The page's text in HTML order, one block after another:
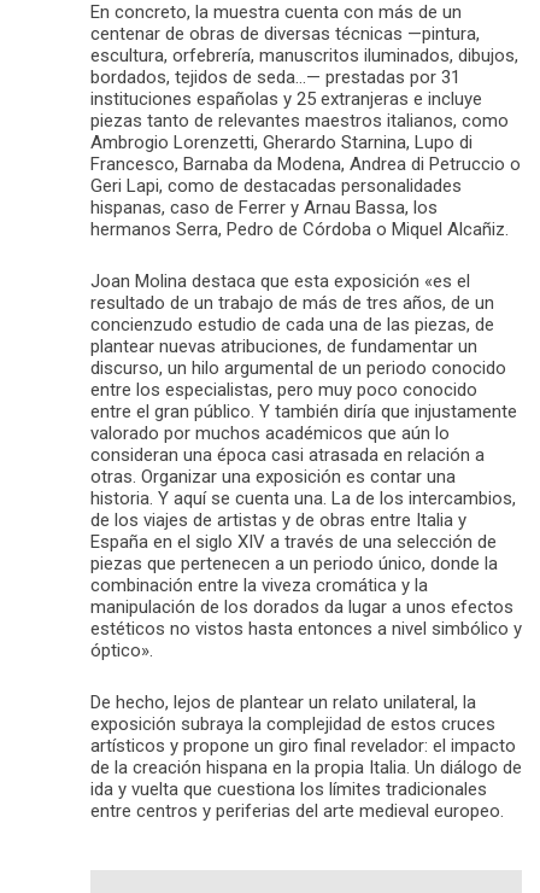
En concreto, la muestra cuenta con más de un
centenar de obras de diversas técnicas —pintura,
escultura, orfebrería, manuscritos iluminados, dibujos,
bordados, tejidos de seda…— prestadas por 31
instituciones españolas y 25 extranjeras e incluye
piezas tanto de relevantes maestros italianos, como
Ambrogio Lorenzetti, Gherardo Starnina, Lupo di
Francesco, Barnaba da Modena, Andrea di Petruccio o
Geri Lapi, como de destacadas personalidades
hispanas, caso de Ferrer y Arnau Bassa, los
hermanos Serra, Pedro de Córdoba o Miquel Alcañiz.
Joan Molina destaca que esta exposición «es el
resultado de un trabajo de más de tres años, de un
concienzudo estudio de cada una de las piezas, de
plantear nuevas atribuciones, de fundamentar un
discurso, un hilo argumental de un periodo conocido
entre los especialistas, pero muy poco conocido
entre el gran público. Y también diría que injustamente
valorado por muchos académicos que aún lo
consideran una época casi atrasada en relación a
otras. Organizar una exposición es contar una
historia. Y aquí se cuenta una. La de los intercambios,
de los viajes de artistas y de obras entre Italia y
España en el siglo XIV a través de una selección de
piezas que pertenecen a un periodo único, donde la
combinación entre la viveza cromática y la
manipulación de los dorados da lugar a unos efectos
estéticos no vistos hasta entonces a nivel simbólico y
óptico».
De hecho, lejos de plantear un relato unilateral, la
exposición subraya la complejidad de estos cruces
artísticos y propone un giro final revelador: el impacto
de la creación hispana en la propia Italia. Un diálogo de
ida y vuelta que cuestiona los límites tradicionales
entre centros y periferias del arte medieval europeo.